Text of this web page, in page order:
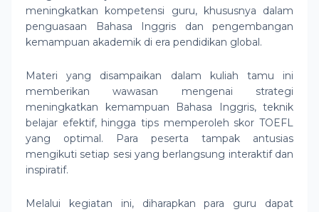
meningkatkan kompetensi guru, khususnya dalam
penguasaan Bahasa Inggris dan pengembangan
kemampuan akademik di era pendidikan global.
Materi yang disampaikan dalam kuliah tamu ini
memberikan wawasan mengenai strategi
meningkatkan kemampuan Bahasa Inggris, teknik
belajar efektif, hingga tips memperoleh skor TOEFL
yang optimal. Para peserta tampak antusias
mengikuti setiap sesi yang berlangsung interaktif dan
inspiratif.
Melalui kegiatan ini, diharapkan para guru dapat